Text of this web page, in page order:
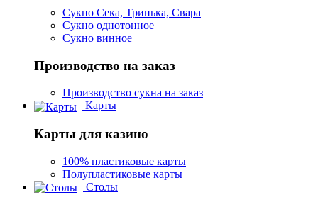
Сукно Сека, Тринька, Свара
Сукно однотонное
Сукно винное
Производство на заказ
Производство сукна на заказ
Карты
Карты для казино
100% пластиковые карты
Полупластиковые карты
Столы